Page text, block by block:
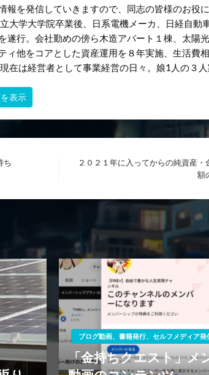
報を発信していきますので、同志の皆様のお役
大学大学院卒業後、日系電機メーカ、日経自動
遂行。会社勤めの傍ら木造アパート１棟、太陽
ィ他をコアとした資産運用を８年実施、生活費
在は経営者として事業経営の日々。娘1人の３人
表示
ち
投
２０２１年に入ってからの純資産・
額
ブログ動画、書籍発行、セルフメディア発
「金持ちクエスト」メ